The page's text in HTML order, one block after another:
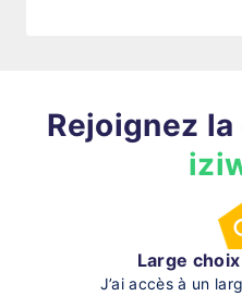
Rejoignez
Large
J’ai accès à un